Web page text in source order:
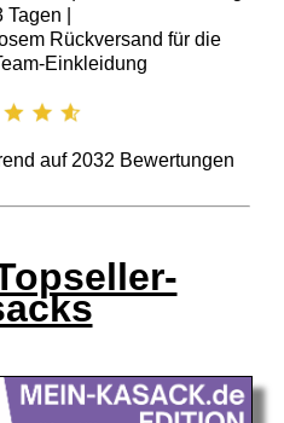
|
Rückversand für die
Einkleidung
auf 2032 Bewertungen